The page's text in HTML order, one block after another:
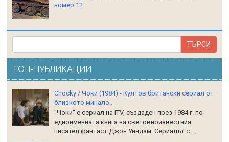
номер 12
ТОП-ПУБЛИКАЦИИ
Chocky / Чоки (1984) - Култов британски сериал от
близкото минало..
"Чоки" е сериал на ITV, създаден през 1984 г. по
едноименната книга на световноизвестния
писател фантаст Джон Уиндам. Сериалът с...